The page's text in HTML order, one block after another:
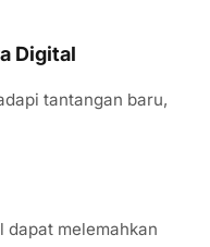
Digital
tantangan baru,
dapat melemahkan